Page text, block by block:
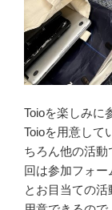
Toioを楽しみに
Toioを用意して
ちろん他の活
回は参加フォー
とお目当ての